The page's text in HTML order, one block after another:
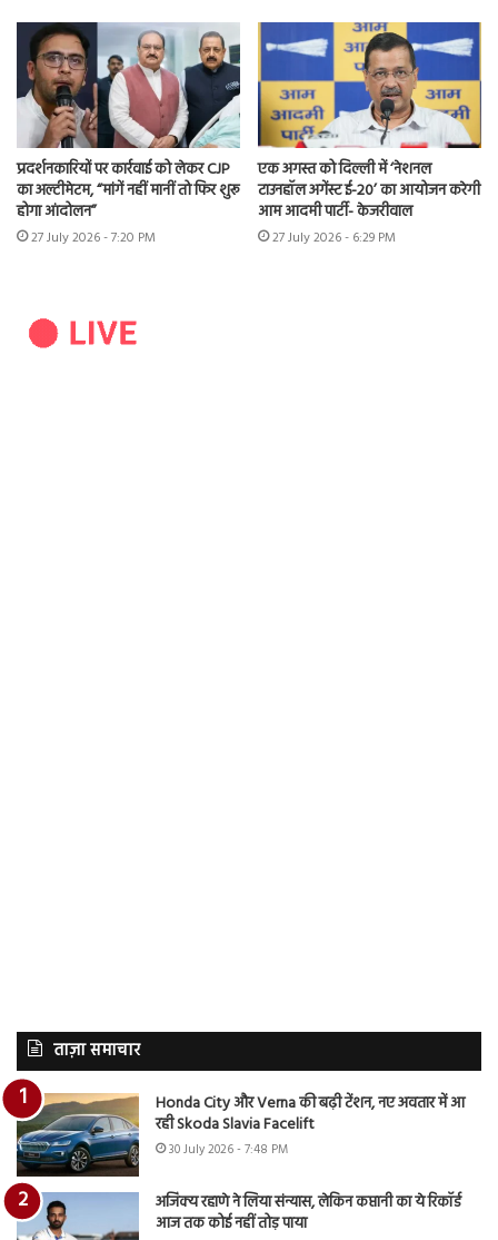
प्रदर्शनकारियों पर कार्रवाई को लेकर CJP
का अल्टीमेटम, “मांगें नहीं मानीं तो फिर शुरू
होगा आंदोलन”
27 July 2026 - 7:20 PM
एक अगस्त को दिल्ली में ‘नेशनल
टाउनहॉल अगेंस्ट ई-20’ का आयोजन करेगी
आम आदमी पार्टी- केजरीवाल
27 July 2026 - 6:29 PM
ताज़ा समाचार
Honda City और Verna की बढ़ी टेंशन, नए अवतार में आ
रही Skoda Slavia Facelift
30 July 2026 - 7:48 PM
अजिंक्य रहाणे ने लिया संन्यास, लेकिन कप्तानी का ये रिकॉर्ड
आज तक कोई नहीं तोड़ पाया